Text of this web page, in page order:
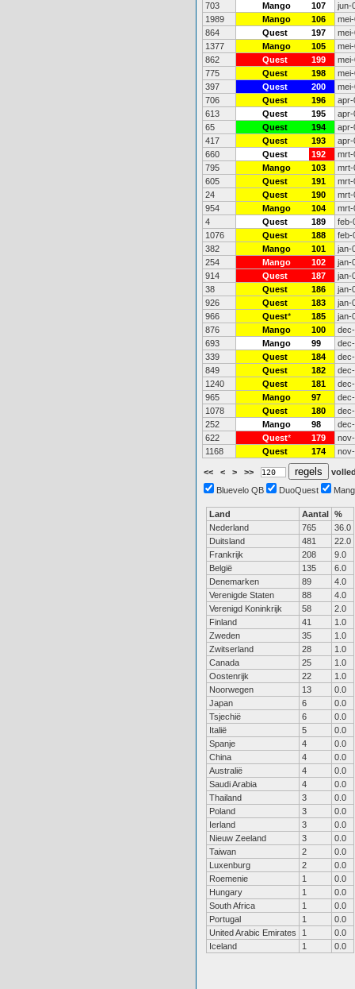
703 Mango 107
jun-
1989
Mango 106
864
Quest 197
1377
Mango 105
862
Quest 199
775
Quest 198
397
Quest 200
706
Quest 196
apr-
613
Quest 195
apr-
65
Quest 194
apr-
417
Quest 193
apr-
660
Quest 192
mrt-
795
Mango 103
mrt-
605
Quest 191
mrt-
24
Quest 190
mrt-
954
Mango 104
mrt-
4
Quest 189
feb-
1076
Quest 188
feb-
382
Mango 101
jan-
254
Mango 102
jan-
914
Quest 187
jan-
38
Quest 186
jan-
926
Quest 183
jan-
966
Quest* 185
jan-
876
Mango 100
693
Mango 99
339
Quest 184
849
Quest 182
1240
Quest 181
965
Mango 97
1078
Quest 180
252
Mango 98
622
Quest* 179
1168
Quest 174
<< < > >>
Bluevelo QB
DuoQuest
Land Aantal %
Nederland
765
36.0
Duitsland
481
22.0
Frankrijk
208
9.0
België
135
6.0
Denemarken
89
4.0
Verenigde Staten
88
4.0
Verenigd Koninkrijk
58
2.0
Finland
41
1.0
Zweden
35
1.0
Zwitserland
28
1.0
Canada
25
1.0
Oostenrijk
22
1.0
Noorwegen
13
0.0
Japan
6
0.0
Tsjechië
6
0.0
Italië
5
0.0
Spanje
4
0.0
China
4
0.0
Australië
4
0.0
Saudi Arabia
4
0.0
Thailand
3
0.0
Poland
3
0.0
Ierland
3
0.0
Nieuw Zeeland
3
0.0
Taiwan
2
0.0
Luxenburg
2
0.0
Roemenie
1
0.0
Hungary
1
0.0
South Africa
1
0.0
Portugal
1
0.0
United Arabic Emirates
1
0.0
Iceland
1 0.0